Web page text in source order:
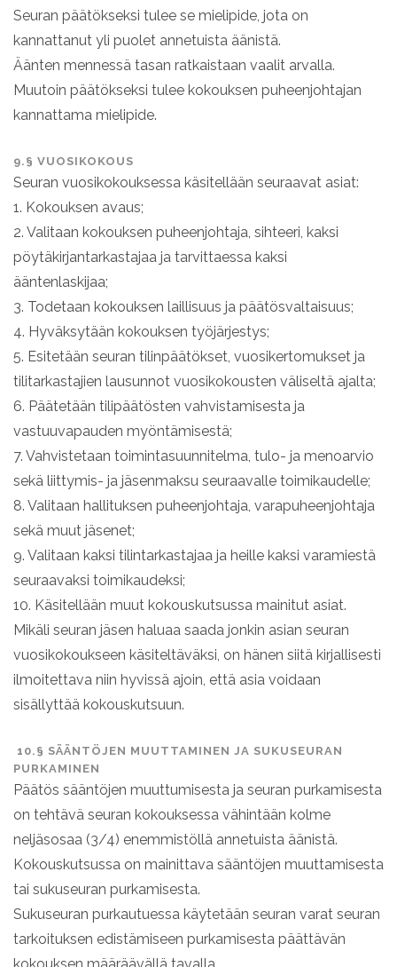
Seuran päätökseksi tulee se mielipide, jota on
kannattanut yli puolet annetuista äänistä.
Äänten mennessä tasan ratkaistaan vaalit arvalla.
Muutoin päätökseksi tulee kokouksen puheenjohtajan
kannattama mielipide.
9.§ VUOSIKOKOUS
Seuran vuosikokouksessa käsitellään seuraavat asiat:
1. Kokouksen avaus;
2. Valitaan kokouksen puheenjohtaja, sihteeri, kaksi
pöytäkirjantarkastajaa ja tarvittaessa kaksi
ääntenlaskijaa;
3. Todetaan kokouksen laillisuus ja päätösvaltaisuus;
4. Hyväksytään kokouksen työjärjestys;
5. Esitetään seuran tilinpäätökset, vuosikertomukset ja
tilitarkastajien lausunnot vuosikokousten väliseltä ajalta;
6. Päätetään tilipäätösten vahvistamisesta ja
vastuuvapauden myöntämisestä;
7. Vahvistetaan toimintasuunnitelma, tulo- ja menoarvio
sekä liittymis- ja jäsenmaksu seuraavalle toimikaudelle;
8. Valitaan hallituksen puheenjohtaja, varapuheenjohtaja
sekä muut jäsenet;
9. Valitaan kaksi tilintarkastajaa ja heille kaksi varamiestä
seuraavaksi toimikaudeksi;
10. Käsitellään muut kokouskutsussa mainitut asiat.
Mikäli seuran jäsen haluaa saada jonkin asian seuran
vuosikokoukseen käsiteltäväksi, on hänen siitä kirjallisesti
ilmoitettava niin hyvissä ajoin, että asia voidaan
sisällyttää kokouskutsuun.
10.§ SÄÄNTÖJEN MUUTTAMINEN JA SUKUSEURAN
PURKAMINEN
Päätös sääntöjen muuttumisesta ja seuran purkamisesta
on tehtävä seuran kokouksessa vähintään kolme
neljäsosaa (3/4) enemmistöllä annetuista äänistä.
Kokouskutsussa on mainittava sääntöjen muuttamisesta
tai sukuseuran purkamisesta.
Sukuseuran purkautuessa käytetään seuran varat seuran
tarkoituksen edistämiseen purkamisesta päättävän